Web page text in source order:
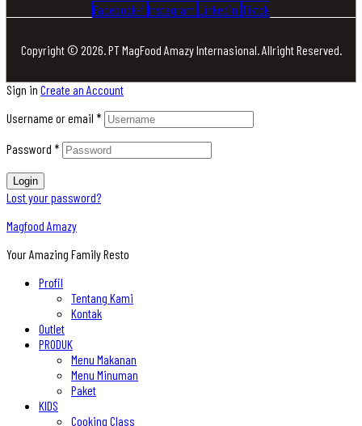
Facebook-f Instagram Linkedin Tiktok
Copyright © 2026. PT MagFood Amazy Internasional. Allright Reserved.
Sign in Create an Account
Username or email *
Password *
Login
Lost your password?
Magfood Amazy
Your Amazing Family Resto
Profil
Tentang Kami
Kontak
Outlet
PRODUK
Menu Makanan
Menu Minuman
Paket
KIDS
Cooking Class